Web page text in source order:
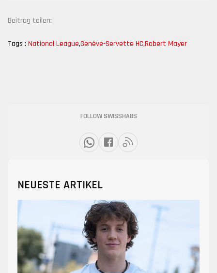
Beitrag teilen:
Tags : National League,Genève-Servette HC,Robert Mayer
FOLLOW SWISSHABS
NEUESTE ARTIKEL